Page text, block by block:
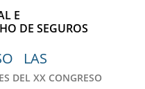
E
DE SEGUROS
LAS
DEL XX CONGRESO